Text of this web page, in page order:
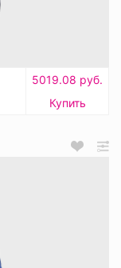
5019.08 руб.
Купить